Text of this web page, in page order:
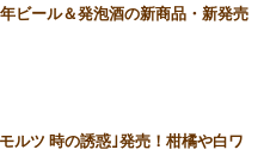
ビール＆発泡酒の新商品・新発売
ルツ 時の誘惑｣発売！柑橘や白ワ